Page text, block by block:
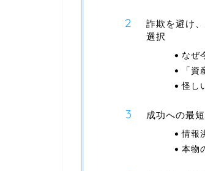
詐欺を避け
選択
なぜ
「
怪し
成功への最
情報
本物